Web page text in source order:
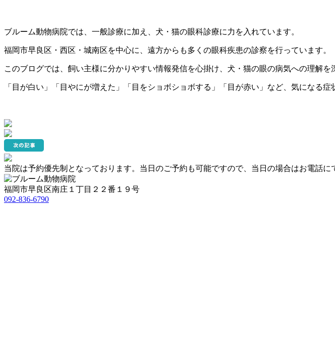
ブルーム動物病院では、一般診療に加え、犬・猫の眼科診療に力を入れています。
福岡市早良区・西区・城南区を中心に、遠方からも多くの眼科疾患の診察を行っています。
このブログでは、飼い主様に分かりやすい情報発信を心掛け、犬・猫の眼の病気への理解
「目が白い」「目やにが増えた」「目をショボショボする」「目が赤い」など、気になる症
当院は予約優先制となっております。当日のご予約も可能ですので、 当日の場合はお電話に
福岡市早良区南庄１丁目２２番１９号
092-836-6790